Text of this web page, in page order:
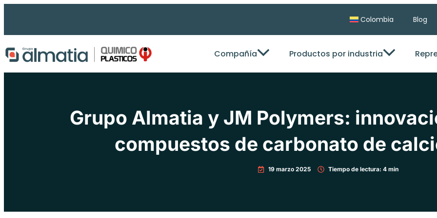
Ir
Colombia Blog
Compañía Productos por industria
Grupo Almatia y JM Polymers:
compuestos de carbonato de
19 marzo 2025 Tiempo de lectura: 4 min